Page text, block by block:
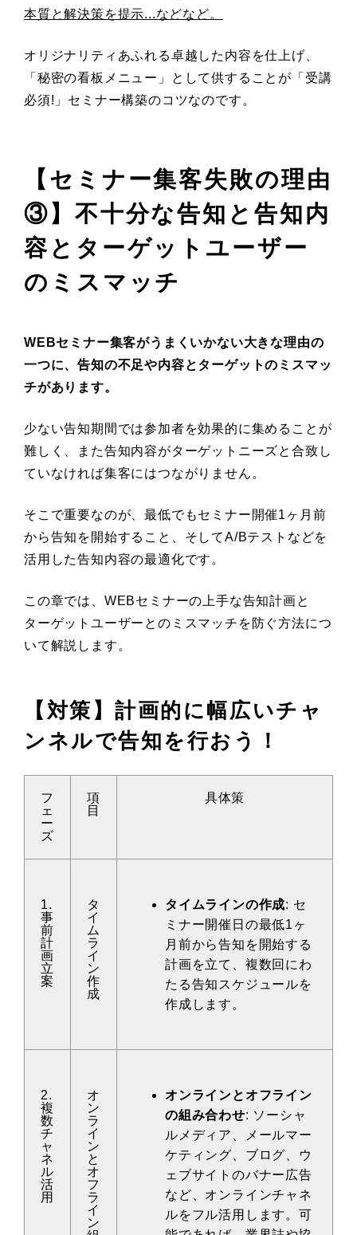
本質と解決策を提示...などなど。
オリジナリティあふれる卓越した内容を仕上げ、
「秘密の看板メニュー」として供することが「受講
必須!」セミナー構築のコツなのです。
【セミナー集客失敗の理由
③】不十分な告知と告知内
容とターゲットユーザー
のミスマッチ
WEBセミナー集客がうまくいかない大きな理由の
一つに、告知の不足や内容とターゲットのミスマッ
チがあります。
少ない告知期間では参加者を効果的に集めることが
難しく、また告知内容がターゲットニーズと合致し
ていなければ集客にはつながりません。
そこで重要なのが、最低でもセミナー開催1ヶ月前
から告知を開始すること、そしてA/Bテストなどを
活用した告知内容の最適化です。
この章では、WEBセミナーの上手な告知計画と
ターゲットユーザーとのミスマッチを防ぐ方法につ
いて解説します。
【対策】計画的に幅広いチャ
ンネルで告知を行おう！
フ
ェ
ー
ズ
項
目
具体策
1.
事
前
計
画
立
案
タ
イ
ム
ラ
イ
ン
作
成
タイムラインの作成: セ
ミナー開催日の最低1ヶ
月前から告知を開始する
計画を立て、複数回にわ
たる告知スケジュールを
作成します。
2.
複
数
チ
ャ
ネ
ル
活
用
オ
ン
ラ
イ
ン
と
オ
フ
ラ
イ
ン
オンラインとオフライン
の組み合わせ: ソーシャ
ルメディア、メールマー
ケティング、ブログ、ウ
ェブサイトのバナー広告
など、オンラインチャネ
ルをフル活用します。可